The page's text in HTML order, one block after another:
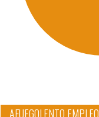
AFUEGOLENTO EMPLEO